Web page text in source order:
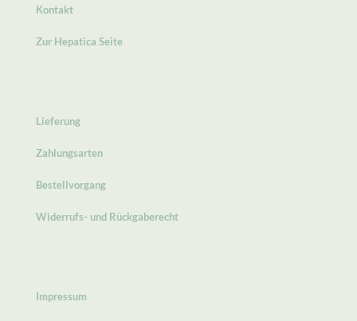
Kontakt
Zur Hepatica Seite
Lieferung
Zahlungsarten
Bestellvorgang
Widerrufs- und Rückgaberecht
Impressum